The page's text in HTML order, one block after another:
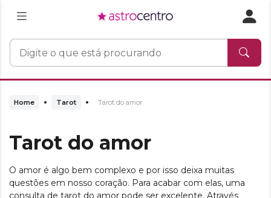
Home Tarot Tarot do amor
Tarot do amor
O amor é algo bem complexo e por isso deixa muitas
questões em nosso coração. Para acabar com elas, uma
consulta de tarot do amor pode ser excelente. Através